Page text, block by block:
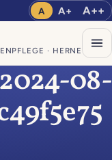
A A+ A++
· HERNE
08-